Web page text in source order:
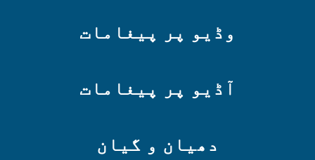
وڈیو پر پیغامات
آڈیو پر پیغامات
دھیان و گیان